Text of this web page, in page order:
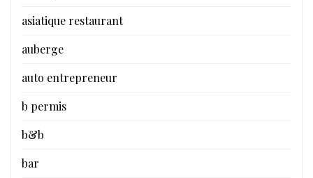
asiatique restaurant
auberge
auto entrepreneur
b permis
b&b
bar